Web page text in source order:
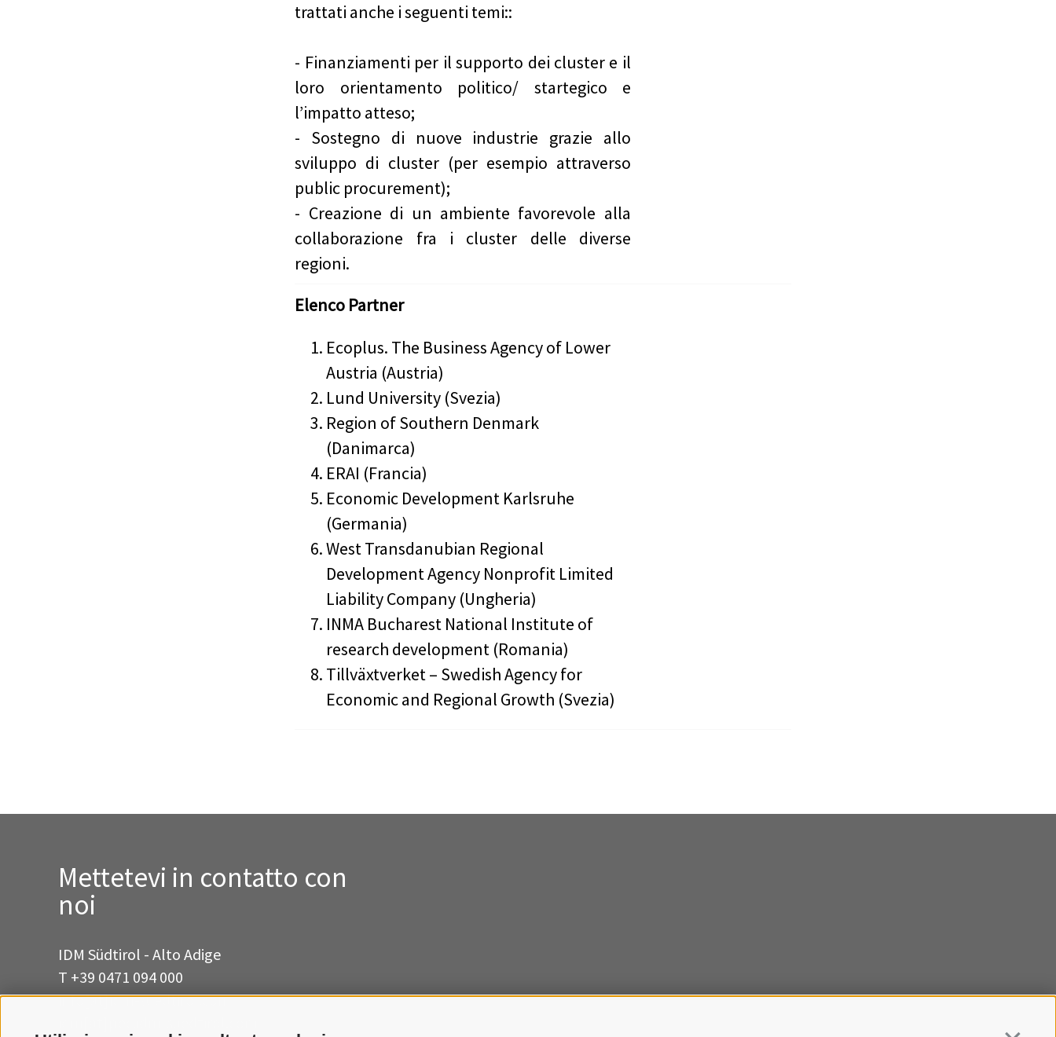
trattati anche i seguenti temi::
- Finanziamenti per il supporto dei cluster e il
loro orientamento politico/ startegico e
l’impatto atteso;
- Sostegno di nuove industrie grazie allo
sviluppo di cluster (per esempio attraverso
public procurement);
- Creazione di un ambiente favorevole alla
collaborazione fra i cluster delle diverse
regioni.
Elenco Partner
Ecoplus. The Business Agency of Lower
Austria (Austria)
Lund University (Svezia)
Region of Southern Denmark
(Danimarca)
ERAI (Francia)
Economic Development Karlsruhe
(Germania)
West Transdanubian Regional
Development Agency Nonprofit Limited
Liability Company (Ungheria)
INMA Bucharest National Institute of
research development (Romania)
Tillväxtverket – Swedish Agency for
Economic and Regional Growth (Svezia)
Mettetevi in contatto con
noi
IDM Südtirol - Alto Adige
T +39 0471 094 000
info[at]idm-suedtirol.com